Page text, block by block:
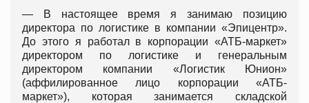
— В настоящее время я занимаю позицию
директора по логистике в компании «Эпицентр».
До этого я работал в корпорации «АТБ-маркет»
директором по логистике и генеральным
директором компании «Логистик Юнион»
(аффилированное лицо корпорации «АТБ-
маркет»), которая занимается складской